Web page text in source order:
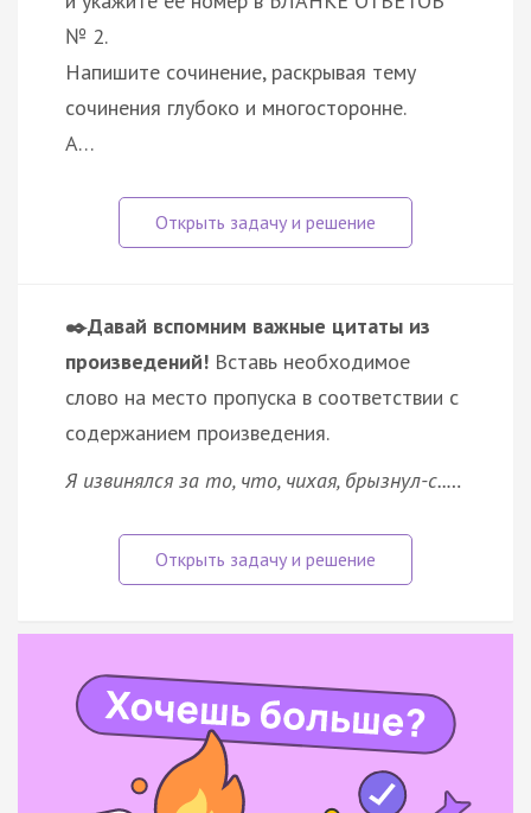
№ 2.
Напишите сочинение, раскрывая тему
сочинения глубоко и многосторонне.
А…
✒️Давай вспомним важные цитаты из
произведений! Вставь необходимое
слово на место пропуска в соответствии с
содержанием произведения.
Я извинялся за то, что, чихая, брызнул-с..…